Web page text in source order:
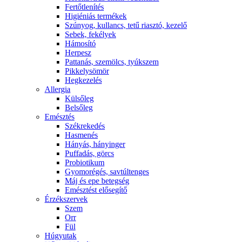
Fertőtlenítés
Higiéniás termékek
Szúnyog, kullancs, tetű riasztó, kezelő
Sebek, fekélyek
Hámosító
Herpesz
Pattanás, szemölcs, tyúkszem
Pikkelysömör
Hegkezelés
Allergia
Külsőleg
Belsőleg
Emésztés
Székrekedés
Hasmenés
Hányás, hányinger
Puffadás, görcs
Probiotikum
Gyomorégés, savtúltenges
Máj és epe betegség
Emésztést elősegítő
Érzékszervek
Szem
Orr
Fül
Húgyutak